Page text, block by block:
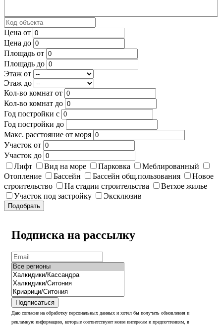
Цена от
Цена до
Площадь от
Площадь до
Этаж от
Этаж до
Кол-во комнат от
Кол-во комнат до
Год постройки с
Год постройки до
Макс. расстояние от моря
Участок от
Участок до
Лифт
Вид на море Парковка
Меблированный
Отопление
Бассейн Бассейн общ.пользования
Новое
строительство
На стадии строительства
Ветхое жилье
Участок под застройку
Эксклюзив
Подобрать
Подписка на рассылку
Подписаться
Даю согласие на обработку персональных данных и хотел бы получать обновления и
рекламную информацию, которые соответствуют моим интересам и предпочтениям, в